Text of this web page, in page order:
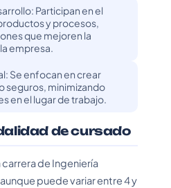
Participan en el
y procesos,
que mejoren la
empresa.
Se enfocan en crear
seguros, minimizando
en el lugar de trabajo.
de cursado
de Ingeniería
puede variar entre 4 y